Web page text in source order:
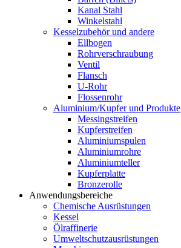
Kanal Stahl
Winkelstahl
Kesselzubehör und andere
Ellbogen
Rohrverschraubung
Ventil
Flansch
U-Rohr
Flossenrohr
Aluminium/Kupfer und Produkte
Messingstreifen
Kupferstreifen
Aluminiumspulen
Aluminiumrohre
Aluminiumteller
Kupferplatte
Bronzerolle
Anwendungsbereiche
Chemische Ausrüstungen
Kessel
Ölraffinerie
Umweltschutzausrüstungen